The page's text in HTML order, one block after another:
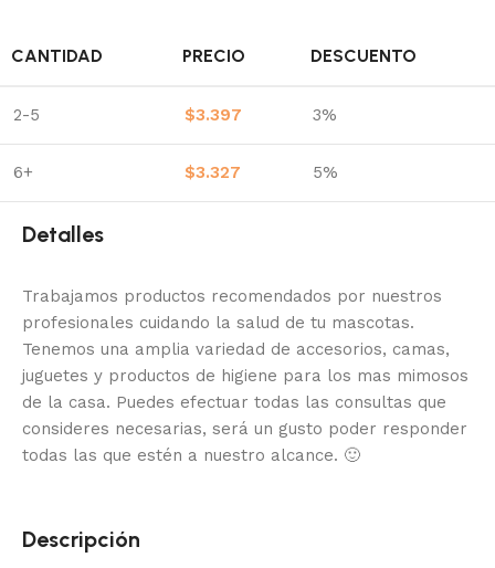
CANTIDAD PRECIO DESCUENTO
2-5 $3.397 3%
6+ $3.327 5%
Detalles
Trabajamos productos recomendados por nuestros
profesionales cuidando la salud de tu mascotas.
Tenemos una amplia variedad de accesorios, camas,
juguetes y productos de higiene para los mas mimosos
de la casa. Puedes efectuar todas las consultas que
consideres necesarias, será un gusto poder responder
todas las que estén a nuestro alcance. 🙂
Descripción